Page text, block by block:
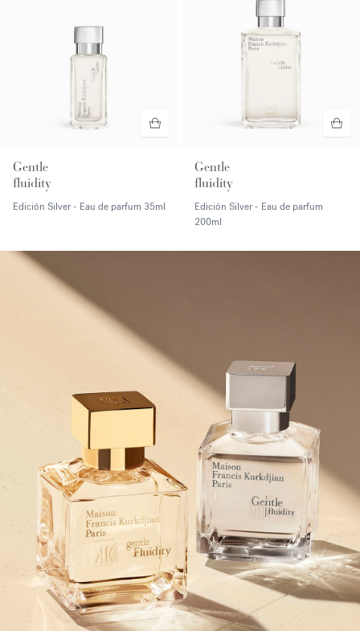
Gentle
fluidity
Edición Silver - Eau de parfum 35ml
Gentle
fluidity
Edición Silver - Eau de parfum
200ml